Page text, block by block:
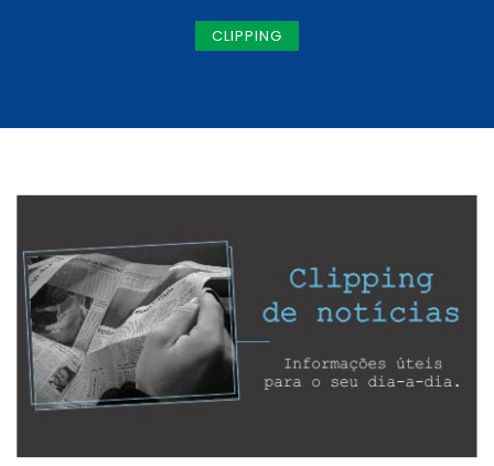
CLIPPING